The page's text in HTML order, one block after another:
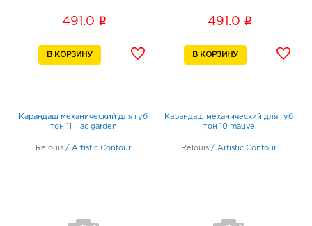
491.0 i 491.0 i
Карандаш механический для губ
тон 11 lilac garden
Relouis / Artistic Contour
Карандаш механический для губ
тон 10 mauve
Relouis / Artistic Contour